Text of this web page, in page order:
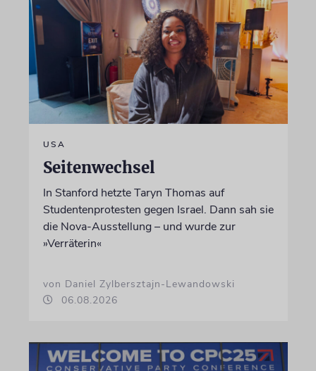
USA
Seitenwechsel
In Stanford hetzte Taryn Thomas auf
Studentenprotesten gegen Israel. Dann sah sie
die Nova-Ausstellung – und wurde zur
»Verräterin«
von Daniel Zylbersztajn-Lewandowski
06.08.2026